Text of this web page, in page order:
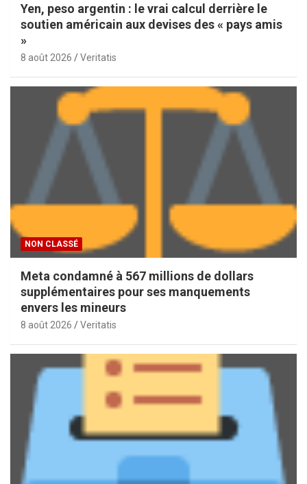
Yen, peso argentin : le vrai calcul derrière le
soutien américain aux devises des « pays amis
»
8 août 2026 Veritatis
NON CLASSÉ
Meta condamné à 567 millions de dollars
supplémentaires pour ses manquements
envers les mineurs
8 août 2026 Veritatis